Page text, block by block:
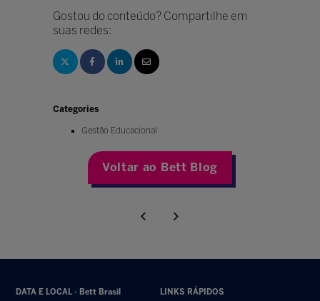
Gostou do conteúdo? Compartilhe em
suas redes:
Categories
Gestão Educacional
Voltar ao Bett Blog
DATA E LOCAL - Bett Brasil LINKS RÁPIDOS